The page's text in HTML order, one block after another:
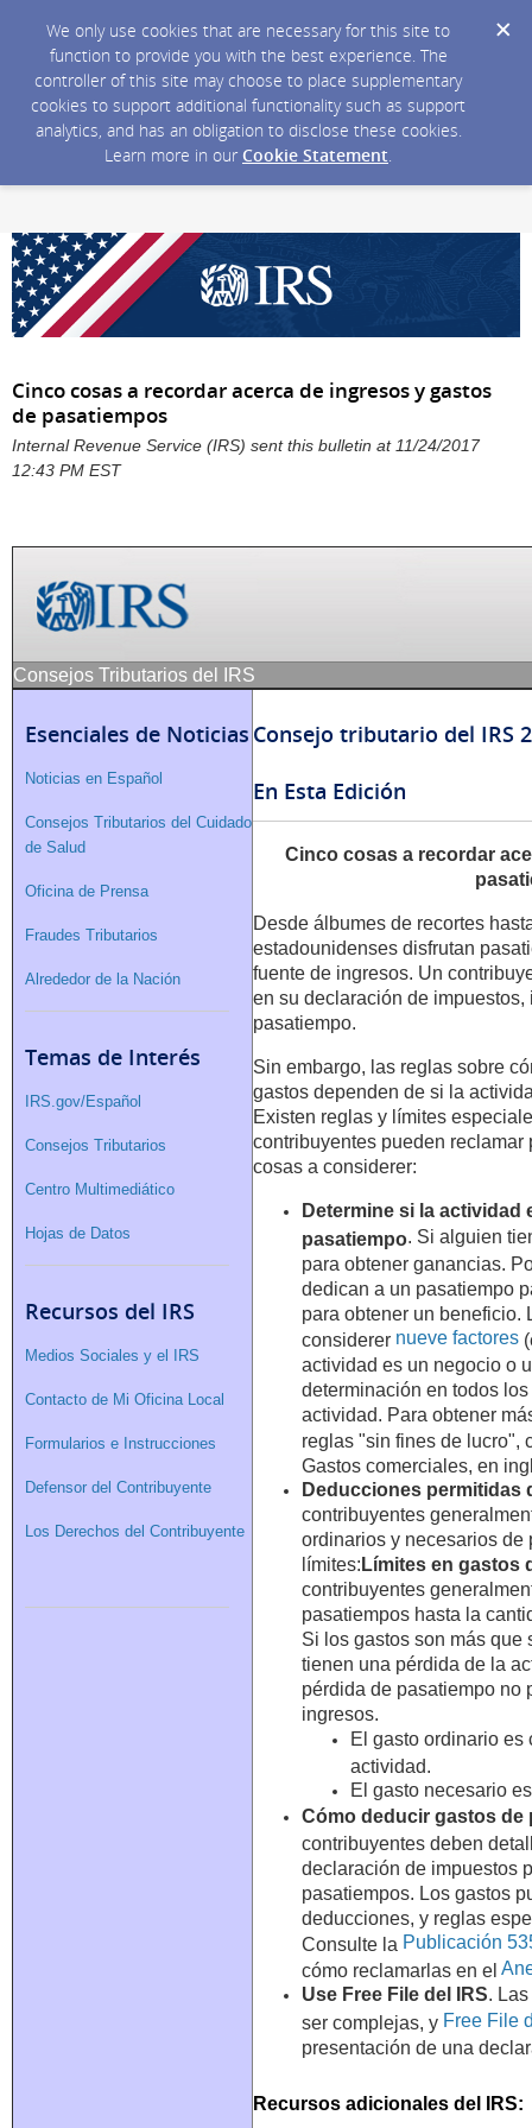
We only use cookies that are necessary for this site to
function to provide you with the best experience. The
controller of this site may choose to place supplementary
cookies to support additional functionality such as support
analytics, and has an obligation to disclose these cookies.
Learn more in our Cookie Statement.
Cinco cosas a recordar acerca de ingresos y gastos
de pasatiempos
Internal Revenue Service (IRS) sent this bulletin at 11/24/2017
12:43 PM EST
Consejos Tributarios del IRS
Esenciales de Noticias
Noticias en Español
Consejos Tributarios del Cuidado
de Salud
Oficina de Prensa
Fraudes Tributarios
Alrededor de la Nación
Temas de Interés
IRS.gov/Español
Consejos Tributarios
Centro Multimediático
Hojas de Datos
Recursos del IRS
Medios Sociales y el IRS
Contacto de Mi Oficina Local
Formularios e Instrucciones
Defensor del Contribuyente
Los Derechos del Contribuyente
Consejo tributario del IRS
En Esta Edición
Cinco cosas a recordar
Desde álbumes de recortes
estadounidenses disfrutan
fuente de ingresos. Un
en su declaración de
pasatiempo.
Sin embargo, las reglas sobre
gastos dependen de si la
Existen reglas y límites
contribuyentes pueden
cosas a considerer:
Determine si la actividad
pasatiempo. Si alguien
para obtener ganancias.
dedican a un pasatiempo
para obtener un beneficio.
considerer nueve factores
actividad es un negocio o
determinación en todos
actividad. Para obtener
reglas "sin fines de lucro",
Gastos comerciales, en
Deducciones permitidas
contribuyentes
ordinarios y necesarios de
límites: Límites en gastos
contribuyentes
pasatiempos hasta la
Si los gastos son más que
tienen una pérdida de la
pérdida de pasatiempo no
ingresos.
El gasto ordinario es
actividad.
El gasto necesario
Cómo deducir gastos de
contribuyentes deben
declaración de impuestos
pasatiempos. Los gastos
deducciones, y reglas
Consulte la Publicación
cómo reclamarlas en el
Use Free File del IRS.
ser complejas, y Free File
presentación de una
Recursos adicionales del IRS: